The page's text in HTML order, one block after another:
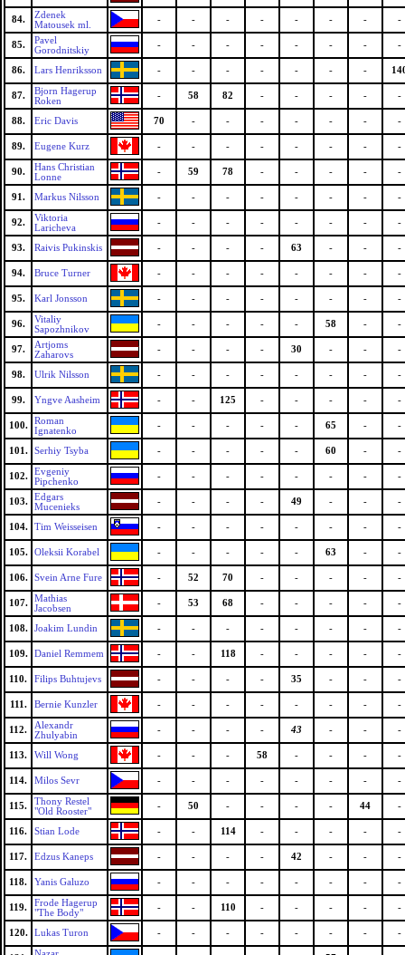
84.
Zdenek
Matousek ml.
- - - - - - - -
85.
Pavel
Gorodnitskiy
- - - - - - - -
86. Lars Henriksson - - - - - - -
87.
Bjorn Hagerup
Roken
- 58 82 - - - - -
88. Eric Davis 70 - - - - - - -
89. Eugene Kurz - - - - - - - -
90.
Hans Christian
Lonne
- 59 78 - - - - -
91. Markus Nilsson - - - - - - - -
92.
Viktoria
Laricheva
- - - - - - - -
93. Raivis Pukinskis - - - - 63 - - -
94. Bruce Turner - - - - - - - -
95. Karl Jonsson - - - - - - - -
96.
Vitaliy
Sapozhnikov
- - - - - 58 - -
97.
Artjoms
Zaharovs
- - - - 30 - - -
98. Ulrik Nilsson - - - - - - - -
99. Yngve Aasheim - - 125 - - - - -
100.
Roman
Ignatenko
- - - - - 65 - -
101. Serhiy Tsyba - - - - - 60 - -
102.
Evgeniy
Pipchenko
- - - - - - - -
103.
Edgars
Mucenieks
- - - - 49 - - -
104. Tim Weisseisen - - - - - - - -
105. Oleksii Korabel - - - - - 63 - -
106. Svein Arne Fure - 52 70 - - - - -
107.
Mathias
Jacobsen
- 53 68 - - - - -
108. Joakim Lundin - - - - - - - -
109. Daniel Remmem - - 118 - - - - -
110. Filips Buhtujevs - - - - 35 - - -
111. Bernie Kunzler - - - - - - - -
112.
Alexandr
Zhulyabin
- - - - 43 - - -
113. Will Wong - - - 58 - - - -
114. Milos Sevr - - - - - - - -
115.
Thony Restel
"Old Rooster"
- 50 - - - - 44 -
116. Stian Lode - - 114 - - - - -
117. Edzus Kaneps - - - - 42 - - -
118. Yanis Galuzo - - - - - - - -
119.
Frode Hagerup
"The Body"
- - 110 - - - - -
120. Lukas Turon - - - - - - - -